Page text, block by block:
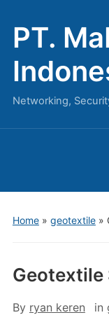
PT.
Networking,
Home» geotextile»
Geotextile
By ryan keren in